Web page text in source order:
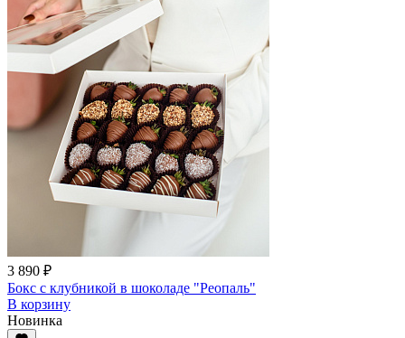
3 890 ₽
Бокс с клубникой в шоколаде "Реопаль"
В корзину
Новинка